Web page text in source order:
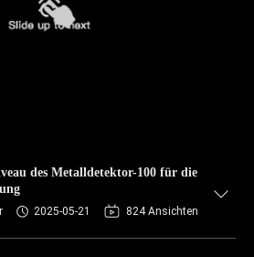
des Metalldetektor-100 für die
2025-05-21 824 Ansichten